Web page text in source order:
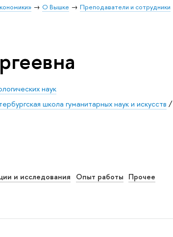
О Вышке Преподаватели и сотрудники
наук
школа гуманитарных наук и искусств /
и исследования Опыт работы Прочее